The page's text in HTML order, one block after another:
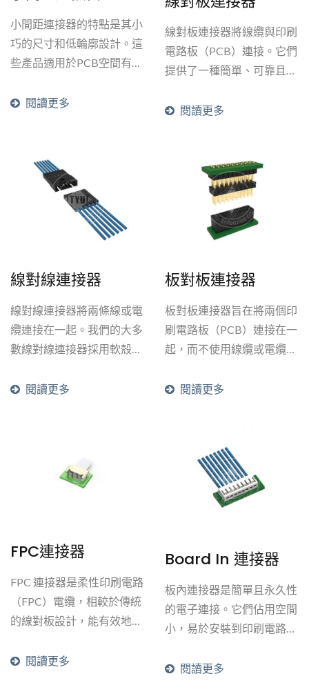
小間距連接器的特點是其小
巧的尺寸和低輪廓設計。這
些產品適用於PCB空間有
的情況。我們的小間距連接
工程師提供了多種選擇。電
路範圍從2針到22針，頂部
進入和側面進入設計，壓接
型和IDC型，標準鍍錫和厚
µ金鍍層。這些細間距連接
AR/VR頭盔、無線耳機、頸
器。
閱讀更多
線對板連接器將線纜與印刷
電路板（PCB）連接。它們
提供了一種簡單、可靠且具
PC板之間的連接。大多數
閱讀更多
線對線連接器
線對線連接器將兩條線或電
纜連接在一起。我們的大多
數線對線連接器採用軟殼設
本連接器的需求。它們能夠
認證。接點材料為黃銅或磷
青銅，並覆有錫或金屬鎳上
閱讀更多
板對板連接器
板對板連接器旨在將兩個印
刷電路板（PCB）連接在一
起，而不使用線纜或電纜。
效益，節省空間，並且通常
是多個行業中的常見標準，
並且可以根據需求輕鬆定
閱讀更多
FPC連接器
FPC 連接器是柔性印刷電路
（FPC）電纜，相較於傳統
的線對板設計，能有效地實
高度、更少的PCB佔用面
閱讀更多
Board In 連接器
板內連接器是簡單且永久性
的電子連接。它們佔用空間
小，易於安裝到印刷電路板
益，因為每次使用只有一個
閱讀更多